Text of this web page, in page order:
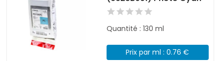
Quantité : 130 ml
Prix par ml : 0.76 €